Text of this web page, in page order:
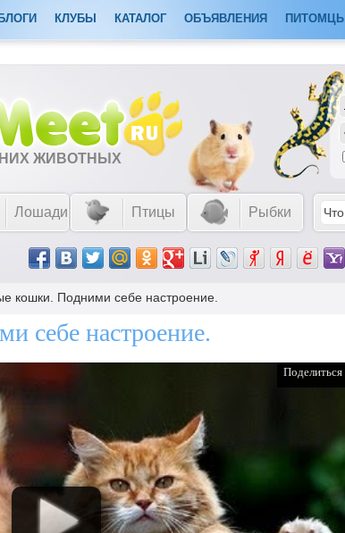
БЛОГИ КЛУБЫ КАТАЛОГ ОБЪЯВЛЕНИЯ ПИТОМЦЫ
ЖИВОТНЫХ
Лошади Птицы Рыбки
кошки. Подними себе настроение.
себе настроение.
Поделиться